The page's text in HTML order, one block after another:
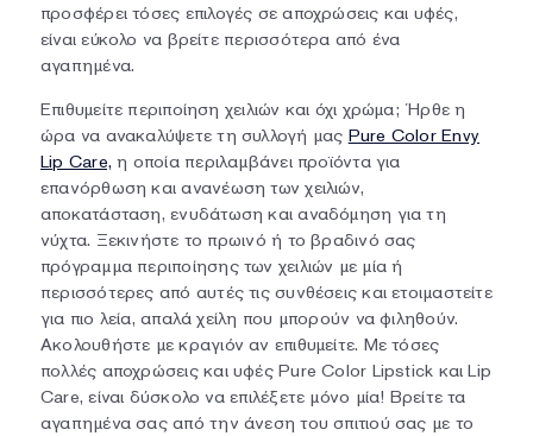
προσφέρει τόσες επιλογές σε αποχρώσεις και υφές,
είναι εύκολο να βρείτε περισσότερα από ένα
αγαπημένα.
Επιθυμείτε περιποίηση χειλιών και όχι χρώμα; Ήρθε η
ώρα να ανακαλύψετε τη συλλογή μας Pure Color Envy
Lip Care, η οποία περιλαμβάνει προϊόντα για
επανόρθωση και ανανέωση των χειλιών,
αποκατάσταση, ενυδάτωση και αναδόμηση για τη
νύχτα. Ξεκινήστε το πρωινό ή το βραδινό σας
πρόγραμμα περιποίησης των χειλιών με μία ή
περισσότερες από αυτές τις συνθέσεις και ετοιμαστείτε
για πιο λεία, απαλά χείλη που μπορούν να φιληθούν.
Ακολουθήστε με κραγιόν αν επιθυμείτε. Με τόσες
πολλές αποχρώσεις και υφές Pure Color Lipstick και Lip
Care, είναι δύσκολο να επιλέξετε μόνο μία! Βρείτε τα
αγαπημένα σας από την άνεση του σπιτιού σας με το